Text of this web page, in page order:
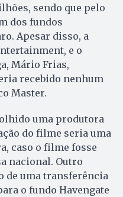
sendo que pelo
dos fundos
Apesar disso, a
e o
Mário Frias,
recebido nenhum
Master.
uma produtora
do filme seria uma
caso o filme fosse
nacional. Outro
de uma transferência
o fundo Havengate